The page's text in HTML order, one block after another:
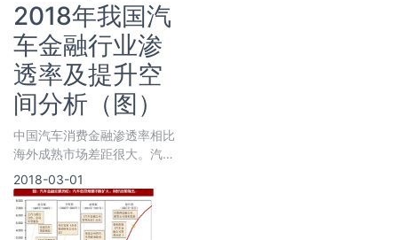
2018年我国汽
车金融行业渗
透率及提升空
间分析（图）
中国汽车消费金融渗透率相比
海外成熟市场差距很大。汽车
金融的渗透率，指通过贷款、
融资等金融方式购买的车辆数
量与汽车
2018-03-01